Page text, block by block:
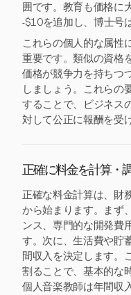
囲です。教育も価格に
-$10を追加し、博士号
これらの個人的な属性
重要です。類似の資格
価格が競争力を持ちつ
しましょう。これらの
することで、ビジネス
対して公正に報酬を受
正確に料金を計算・
正確な料金計算は、財
から始まります。まず
ンス、専門的な開発費
す。次に、生活費や貯
間収入を決定します。
割ることで、基本的な
個人音楽教師は年間収